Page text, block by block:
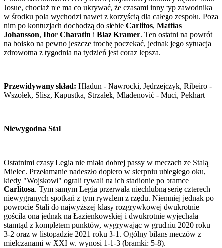
Josue, chociaż nie ma co ukrywać, że czasami inny typ zawodnika
w środku pola wychodzi nawet z korzyścią dla całego zespołu. Poza
nim po kontuzjach dochodzą do siebie Carlitos, Mattias
Johansson, Ihor Charatin i Blaz Kramer. Ten ostatni na powrót
na boisko na pewno jeszcze trochę poczekać, jednak jego sytuacja
zdrowotna z tygodnia na tydzień jest coraz lepsza.
Przewidywany skład: Hładun - Nawrocki, Jędrzejczyk, Ribeiro -
Wszołek, Slisz, Kapustka, Strzałek, Mladenović - Muci, Pekhart
Niewygodna Stal
Ostatnimi czasy Legia nie miała dobrej passy w meczach ze Stalą
Mielec. Przełamanie nadeszło dopiero w sierpniu ubiegłego oku,
kiedy "Wojskowi" ograli rywali na ich stadionie po bramce
Carlitosa. Tym samym Legia przerwała niechlubną serię czterech
niewygranych spotkań z tym rywalem z rzędu. Niemniej jednak po
powrocie Stali do najwyższej klasy rozgrywkowej dwukrotnie
gościła ona jednak na Łazienkowskiej i dwukrotnie wyjechała
stamtąd z kompletem punktów, wygrywając w grudniu 2020 roku
3-2 oraz w listopadzie 2021 roku 3-1. Ogólny bilans meczów z
mielczanami w XXI w. wynosi 1-1-3 (bramki: 5-8).